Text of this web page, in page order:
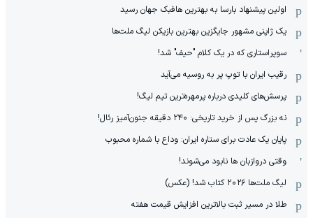
اولین پیشنهاد بارسا به بهترین هافبک جهان رسید
یک ژاپنی مشهور جایگزین بهترین بازیکن لیگ ملت‌ها
سوپراستاری که در یک کلام "حیف" شد!
رقیب ایران با توپ پر به روسیه می‌آید
پرسش‌های کلیدی درباره پرمهره‌ترین تیم لیگ!
نه بزرگ پس از خرید تاریخی: ۲۴۰ دقیقه جنون‌آمیز رئال!
پایان یک عادت برای ستاره ایران: وداع با شماره محبوب
وقتی دروازبان ها نابود می‌شوند!
لیگ ملت‌ها ٢٠٢۶ کتاب شد! (عکس)
طلا در مسیر ثبت بالاترین افزایش قیمت هفته